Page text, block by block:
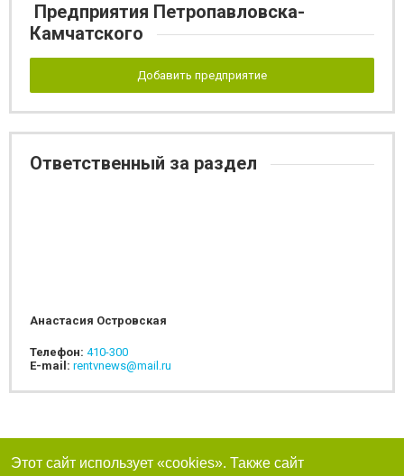
Предприятия Петропавловска-
Камчатского
Добавить предприятие
Ответственный за раздел
Анастасия Островская
Телефон: 410-300
E-mail: rentvnews@mail.ru
Этот сайт использует «cookies». Также сайт